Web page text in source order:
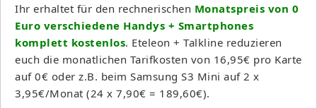
Ihr erhaltet für den rechnerischen Monatspreis von 0
Euro verschiedene Handys + Smartphones
komplett kostenlos. Eteleon + Talkline reduzieren
euch die monatlichen Tarifkosten von 16,95€ pro Karte
auf 0€ oder z.B. beim Samsung S3 Mini auf 2 x
3,95€/Monat (24 x 7,90€ = 189,60€).